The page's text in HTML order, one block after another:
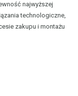
najwyższej
technologiczne,
zakupu i montażu